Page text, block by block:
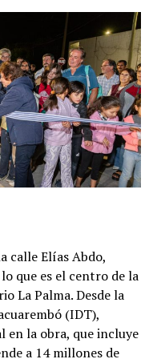
calle Elías Abdo,
que es el centro de la
La Palma. Desde la
(IDT),
la obra, que incluye
a 14 millones de